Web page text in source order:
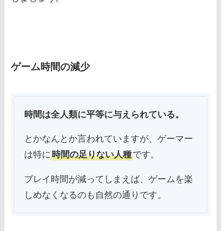
ゲーム時間の減少
時間は全人類に平等に与えられている。
とかなんとか言われていますが、ゲーマー
は特に時間の足りない人種です。
プレイ時間が減ってしまえば、ゲームを楽
しめなくなるのも自然の通りです。